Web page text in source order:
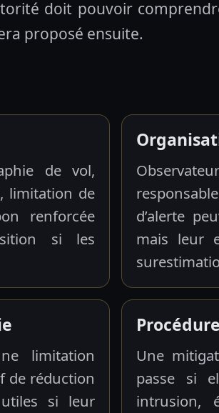
doit pouvoir
proposé ensuite.
de vol,
limitation de
renforcée
si les
d’alerte
mais leur
limitation
de réduction
utiles si leur
Une
passe si
intrusion,